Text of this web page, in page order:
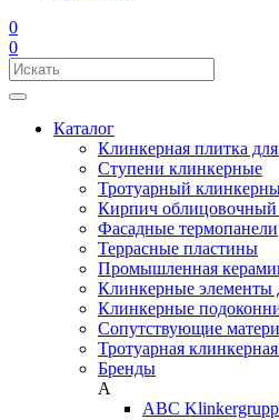
0
0
Каталог
Клинкерная плитка для
Ступени клинкерные
Тротуарный
Кирпич
Фасадные термопанели
Террасные пластины
Промышленная
Клинкерные элементы
Клинкерные
Сопутствующие
Тротуарная
Бренды
A
ABC